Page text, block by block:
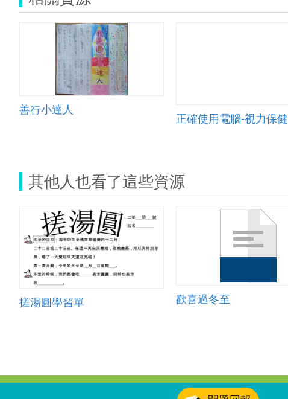
善行小達人
正確使用電腦-視力保健
其他人也看了這些資源
搓湯圓學習單 歡喜過冬至